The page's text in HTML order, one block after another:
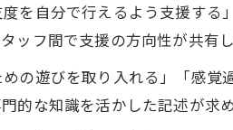
を自分で行えるよう支援す
ッフ間で支援の方向性が共有
の遊びを取り入れる」「感
的な知識を活かした記述が求め